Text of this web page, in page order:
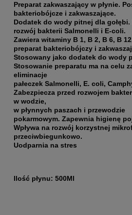
Preparat zakwaszający w płynie.
bakteriobójcze i zakwaszające.
Dodatek do wody pitnej dla gołębi.
rozwój bakterii Salmonelli i E-coli.
Zawiera witaminy B 1, B 2, B 6, B
preparat bakteriobójczy i
Stosowany jako dodatek do wody
Stosowanie preparatu ma na celu
eliminacje
pałeczek Salmonelli, E. coli,
Zabezpiecza przed rozwojem
w wodzie,
w płynnych paszach i przewodzie
pokarmowym. Zapewnia higienę
Wpływa na rozwój korzystnej
przeciwbiegunkowo.
Uodparnia na stres
Ilość płynu: 500Ml